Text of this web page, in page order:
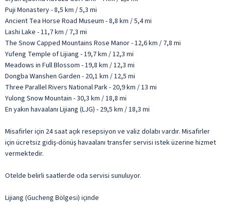
Puji Monastery - 8,5 km / 5,3 mi
Ancient Tea Horse Road Museum - 8,8 km / 5,4 mi
Lashi Lake - 11,7 km / 7,3 mi
The Snow Capped Mountains Rose Manor - 12,6 km / 7,8 mi
Yufeng Temple of Lijiang - 19,7 km / 12,3 mi
Meadows in Full Blossom - 19,8 km / 12,3 mi
Dongba Wanshen Garden - 20,1 km / 12,5 mi
Three Parallel Rivers National Park - 20,9 km / 13 mi
Yulong Snow Mountain - 30,3 km / 18,8 mi
En yakın havaalanı Lijiang (LJG) - 29,5 km / 18,3 mi
Misafirler için 24 saat açık resepsiyon ve valiz dolabı vardır. Misafirler
için ücretsiz gidiş-dönüş havaalanı transfer servisi istek üzerine hizmet
vermektedir.
Otelde belirli saatlerde oda servisi sunuluyor.
Lijiang (Gucheng Bölgesi) içinde